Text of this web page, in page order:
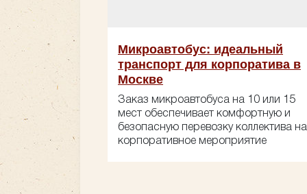
Микроавтобус: идеальный
транспорт для корпоратива в
Москве
Заказ микроавтобуса на 10 или 15
мест обеспечивает комфортную и
безопасную перевозку коллектива на
корпоративное мероприятие